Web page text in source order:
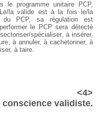
le programme unitaire PCP,
Le/la valide est à la fois le/la
du PCP, sa régulation est
le PCP sera détecté
spécialiser, à insérer,
à annuler, à cachetonner, à
à taire.
<4>
conscience validiste.